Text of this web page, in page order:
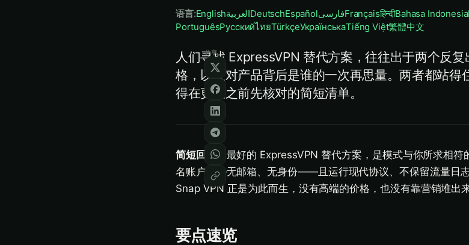
语言:EnglishالعربيةDeutschEspañolفارسیFrançaisहिन्दीBahasa Indonesia
PortuguêsРусскийไทยTürkçeУкраїнськаTiếng Việt繁體中文
人们寻找 ExpressVPN 替代方案，往往出于两个反
格，以及对产品背后是谁的一次再思量。两者都站得
得在更换之前先核对的简短清单。
简短回答： 最好的 ExpressVPN 替代方案，是模式与你所求相
名账户——无邮箱、无身份——且运行现代协议、不保留流量日志
Snap VPN 正是为此而生，没有高端的价格，也没有靠营销堆出来
要点速览
分享